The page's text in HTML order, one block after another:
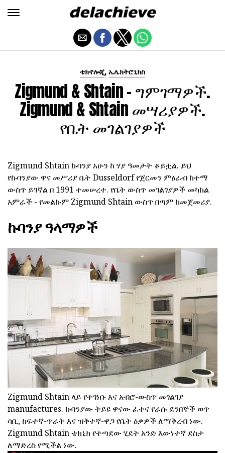
ቴክኖሎጂ, ኤሌክትሮኒክስ
Zigmund & Shtain - ግምገማዎች.
Zigmund & Shtain መሣሪያዎች.
የቤት መገልገያዎች
Zigmund Shtain ኩባንያ አሁን ከ ሃያ ዓመታት ቆይቷል. ይህ
የኩባንያው ዋና መሥሪያ ቤት Dusseldorf የጀርመን ምዕራብ ከተማ
ውስጥ ይገኛል በ 1991 ተመሠረተ. የቤት ውስጥ መገልገያዎች መካከል
አምራች - የመልኩም Zigmund Shtain ውስጥ በጣም ከመጀመሪያ.
ኩባንያ ዓላማዎች
Zigmund Shtain ላይ የተገነቡ እና አብሮ-ውስጥ መገልገያ
manufactures. ኩባንያው ትይዩ ዋናው ፈተና የራሱ ደንበኞች ወጥ
ሳቢ, ከፍተኛ-ጥራት እና ዝቅተኛ-ዋጋ የቤት ዕቃዎች ለማቅረብ ነው.
Zigmund Shtain ቴክኒክ የተጣደው ሂደት አንድ እውነተኛ ደስታ
ለማድረስ የሚችል ነው.